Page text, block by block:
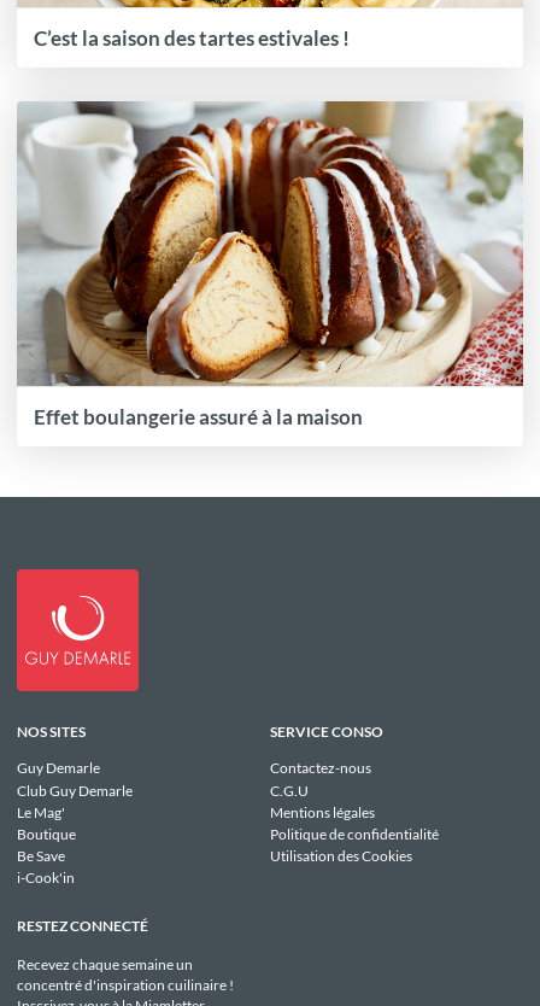
C’est la saison des tartes estivales !
Effet boulangerie assuré à la maison
NOS SITES
Guy Demarle
Club Guy Demarle
Le Mag'
Boutique
Be Save
i-Cook'in
SERVICE CONSO
Contactez-nous
C.G.U
Mentions légales
Politique de confidentialité
Utilisation des Cookies
RESTEZ CONNECTÉ
Recevez chaque semaine un
concentré d'inspiration cuilinaire !